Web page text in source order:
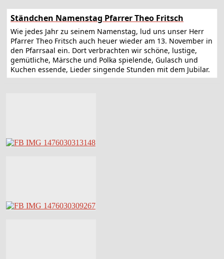
Ständchen Namenstag Pfarrer Theo Fritsch
Wie jedes Jahr zu seinem Namenstag, lud uns unser Herr
Pfarrer Theo Fritsch auch heuer wieder am 13. November in
den Pfarrsaal ein. Dort verbrachten wir schöne, lustige,
gemütliche, Märsche und Polka spielende, Gulasch und
Kuchen essende, Lieder singende Stunden mit dem Jubilar.